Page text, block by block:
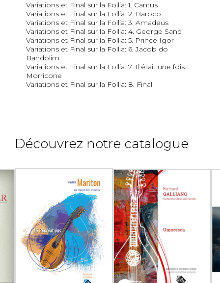
Variations et Final sur la Follia: 1. Cantus
Variations et Final sur la Follia: 2. Baroco
Variations et Final sur la Follia: 3. Amadeus
Variations et Final sur la Follia: 4. George Sand
Variations et Final sur la Follia: 5. Prince Igor
Variations et Final sur la Follia: 6. Jacob do
Bandolim
Variations et Final sur la Follia: 7. Il était une fois…
Morricone
Variations et Final sur la Follia: 8. Final
Découvrez notre catalogue